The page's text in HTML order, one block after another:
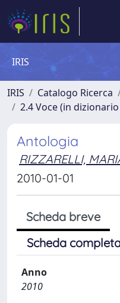
IRIS
IRIS Catalogo Ricerca
2.4 Voce (in
Antologia
RIZZARELLI,
2010-01-01
Scheda breve
Scheda
Anno
2010